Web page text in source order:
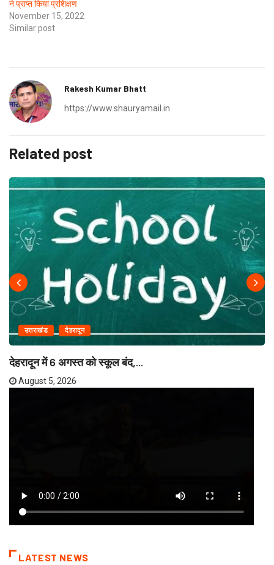
ने प्राप्त किया प्रशिक्षण
November 15, 2022
Similar post
Rakesh Kumar Bhatt
https://www.shauryamail.in
Related post
उत्तराखंड देहरादून
देहरादून में 6 अगस्त को स्कूल बंद,...
August 5, 2026
LATEST NEWS